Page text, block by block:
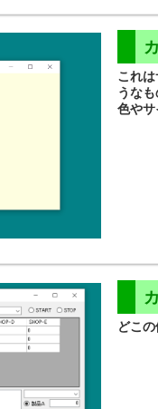
これ
うな
色やサ
どこ